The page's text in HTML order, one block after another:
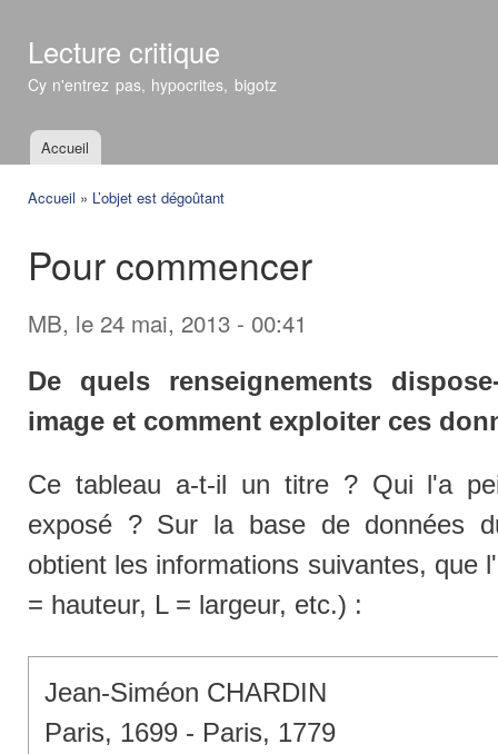
Lecture critique
Cy n'entrez pas, hypocrites, bigotz
Menu principal
Accueil
Accueil » L’objet est dégoûtant
Pour commencer
MB, le 24 mai, 2013 - 00:41
De quels renseignements
image et comment exploiter ces
Ce tableau a-t-il un titre ? Qui l'a
exposé ? Sur la base de données
obtient les informations suivantes, que
= hauteur, L = largeur, etc.) :
Jean-Siméon CHARDIN
Paris, 1699 - Paris, 1779